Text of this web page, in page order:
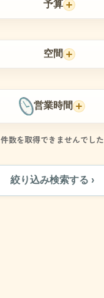
予算
空間
営業時間
件数を取得できませんでした
絞り込み検索する ›